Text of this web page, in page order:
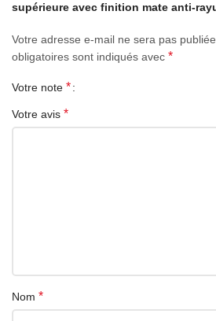
supérieure avec finition mate anti-
Votre adresse e-mail ne sera pas
obligatoires sont indiqués avec *
Votre note *
Votre avis *
Nom *